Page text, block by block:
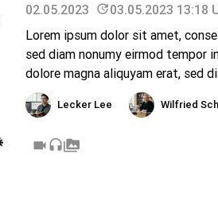
Lecker Lee Wilfried
02.05.2023 update03.05.2023 13:18
Lorem ipsum dolor sit amet,
sed diam nonumy eirmod tempor
dolore magna aliquyam erat, sed
videocam headsetperm_media